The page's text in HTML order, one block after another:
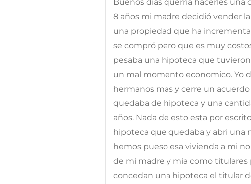
Buenos días querria hacerles una
8 años mi madre decidió vender
una propiedad que ha
se compró pero que es muy
pesaba una hipoteca que
un mal momento economico. Yo
hermanos mas y cerre un
quedaba de hipoteca y una
años. Nada de esto esta por
hipoteca que quedaba y abri una
hemos pueso esa vivienda a mi
de mi madre y mia como titulares
concedan una hipoteca el titular